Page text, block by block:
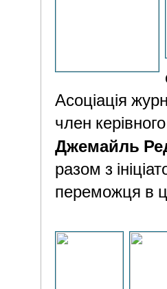
Асоціація
член
Джемайль
разом з
переможця в